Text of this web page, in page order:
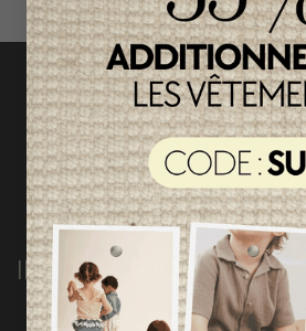
INFORMATIONS